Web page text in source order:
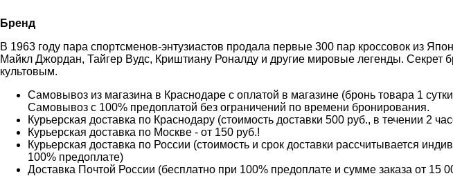
Бренд
В 1963 году пара спортсменов-энтузиастов продала первые 300 пар кроссовок из
Майкл Джордан, Тайгер Вудс, Криштиану Роналду и другие мировые легенды.
культовым.
Самовывоз из магазина в Краснодаре с оплатой в магазине (бронь товара 1
Самовывоз с 100% предоплатой без ограничений по времени бронирования.
Курьерская доставка по Краснодару (стоимость доставки 500 руб., в течении 2
Курьерская доставка по Москве - от 150 руб.!
Курьерская доставка по России (стоимость и срок доставки рассчитывается
100% предоплате)
Доставка Почтой России (бесплатно при 100% предоплате и сумме заказа от 15